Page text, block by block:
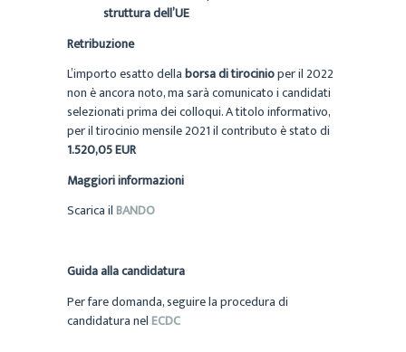
struttura dell’UE
Retribuzione
L’importo esatto dellaborsa di tirocinioper il 2022
non è ancora noto, ma sarà comunicato i candidati
selezionati prima dei colloqui. A titolo informativo,
per il tirocinio mensile 2021 il contributo è stato di
1.520,05 EUR
Maggiori informazioni
Scarica ilBANDO
Guida alla candidatura
Per fare domanda, seguire la procedura di
candidatura nelECDC